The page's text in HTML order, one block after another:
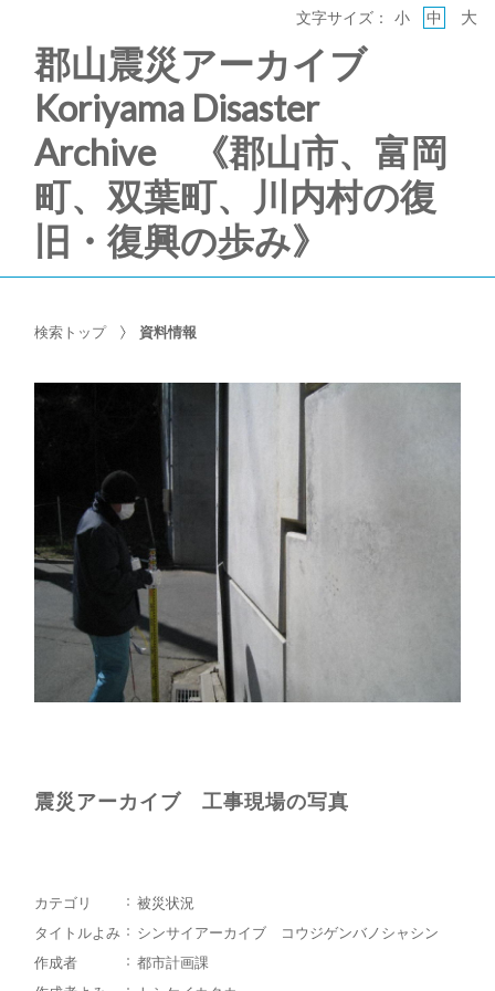
郡山震災アーカイブ
Koriyama Disaster
Archive 《郡山市、富岡
町、双葉町、川内村の復
旧・復興の歩み》
文字サイズ： 小 中 大
検索トップ 資料情報
震災アーカイブ 工事現場の写真
カテゴリ
被災状況
タイトルよみ
シンサイアーカイブ コウジゲンバノシャシン
作成者
都市計画課